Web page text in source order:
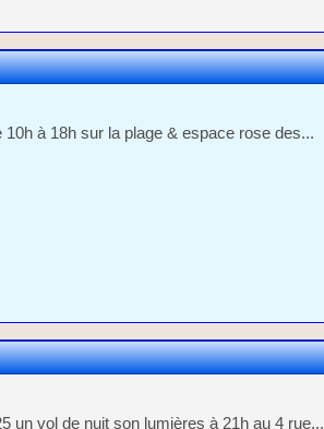
à 18h sur la plage & espace rose des...
un vol de nuit son lumières à 21h au 4 rue...